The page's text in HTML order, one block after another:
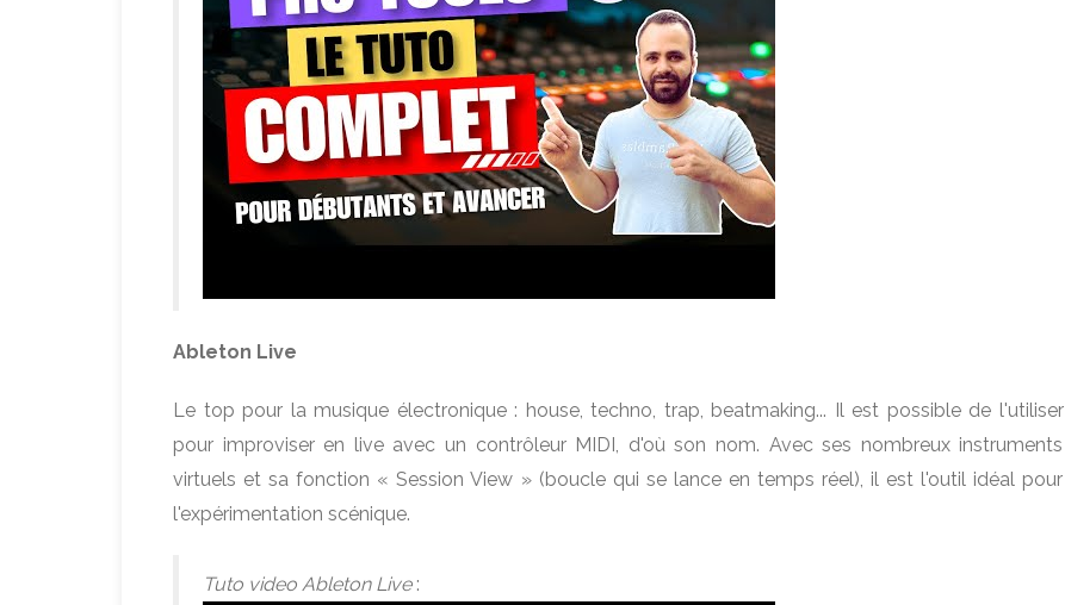
Ableton Live
Le top pour la musique électronique : house, techno, trap, beatmaking... Il est possible de l'utiliser
pour improviser en live avec un contrôleur MIDI, d'où son nom. Avec ses nombreux instruments
virtuels et sa fonction « Session View » (boucle qui se lance en temps réel), il est l'outil idéal pour
l'expérimentation scénique.
Tuto video Ableton Live: